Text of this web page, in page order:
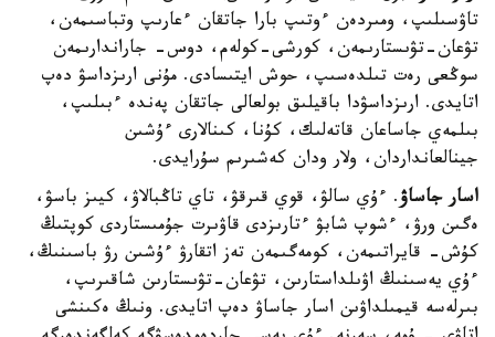
تاۋسىلىپ، ومىردەن ءوتىپ بارا جاتقان ءعارىپ وتباسىمەن،
تۋعان-تۋىستارىمەن، كورشى-كولەم، دوس- جاراندارىمەن
سوڭعى رەت تىلدەسىپ، حوش ايتىسادى. مۇنى ارىزداسۋ دەپ
اتايدى. ارىزداسۋدا باقيلىق بولعالى جاتقان پەندە ءبىلىپ،
بىلمەي جاساعان قاتەلىك، كۇنا، كىنالارى ءۇشىن
جينالعانداردان، ولار ودان كەشىرىم سۇرايدى.
اسار جاساۋ. ءۇي سالۋ، قوي قىرقۋ، تاي تاڭبالاۋ، كيىز باسۋ،
ەگىن ورۋ، ءشوپ شابۋ ءتارىزدى قاۋىرت جۇمىستاردى كوپتىڭ
كۇش- قايراتىمەن، كومەگىمەن تەز اتقارۋ ءۇشىن رۋ باسىنىڭ،
ءۇي يەسىنىڭ اۋىلداستارىن، تۋعان-تۋىستارىن شاقىرىپ،
بىرلەسە قيمىلداۋىن اسار جاساۋ دەپ اتايدى. ونىڭ ەكىنشى